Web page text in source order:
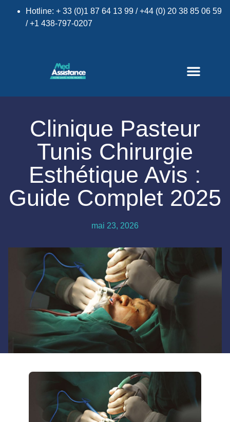
Hotline: + 33 (0)1 87 64 13 99 / +44 (0) 20 38 85 06 59
/ +1 438-797-0207
Clinique Pasteur
Tunis Chirurgie
Esthétique Avis :
Guide Complet 2025
mai 23, 2026